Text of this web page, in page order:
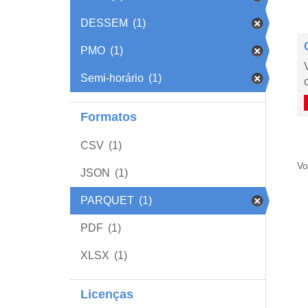
DESSEM (1)
PMO (1)
Semi-horário (1)
Formatos
CSV (1)
JSON (1)
PARQUET (1)
PDF (1)
XLSX (1)
Licenças